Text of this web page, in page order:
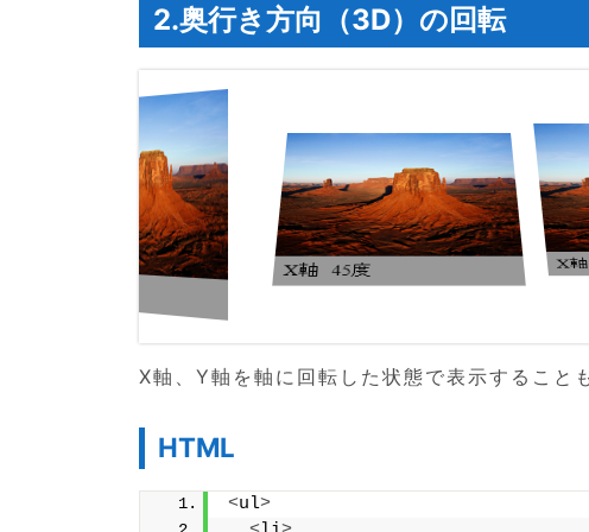
2.奥行き方向（3D）の回転
X軸、Y軸を軸に回転した状態で表示すること
HTML
<ul>